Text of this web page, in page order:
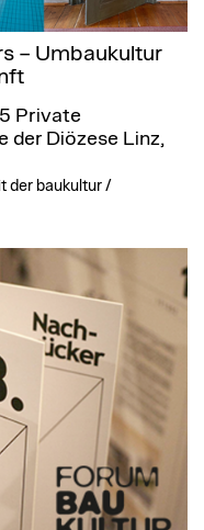
– Umbaukultur
Private
der Diözese Linz,
der baukultur /